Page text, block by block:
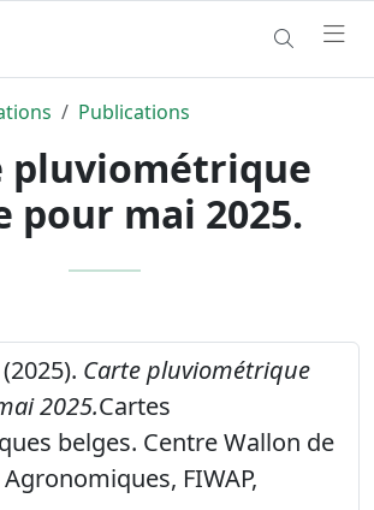
Publications
pluviométrique
pour mai 2025.
Carte pluviométrique
2025.Cartes
belges. Centre Wallon de
FIWAP,